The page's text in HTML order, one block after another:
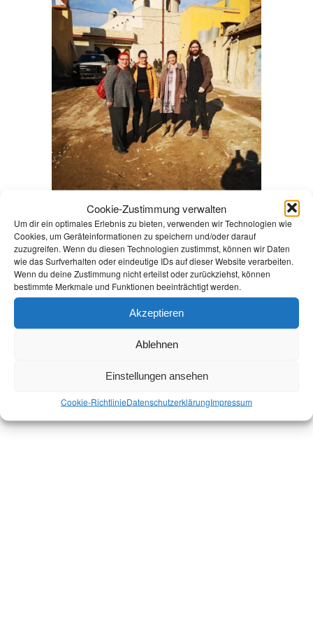
Cookie-Zustimmung verwalten
Um dir ein optimales Erlebnis zu bieten, verwenden wir Technologien wie
Cookies, um Geräteinformationen zu speichern und/oder darauf
zuzugreifen. Wenn du diesen Technologien zustimmst, können wir Daten
wie das Surfverhalten oder eindeutige IDs auf dieser Website verarbeiten.
Wenn du deine Zustimmung nicht erteilst oder zurückziehst, können
bestimmte Merkmale und Funktionen beeinträchtigt werden.
Akzeptieren
Ablehnen
Einstellungen ansehen
Cookie-RichtlinieDatenschutz­erklärungImpressum